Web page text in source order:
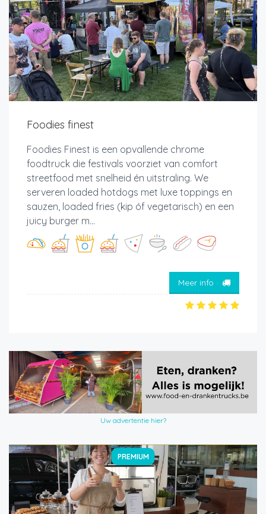
Foodies finest
Foodies Finest is een opvallende chrome
foodtruck die festivals voorziet van comfort
streetfood met snelheid én uitstraling. We
serveren loaded hotdogs met luxe toppings en
sauzen, loaded fries (kip óf vegetarisch) en een
juicy burger m...
Meer info
Uw advertentie hier?
PREMIUM